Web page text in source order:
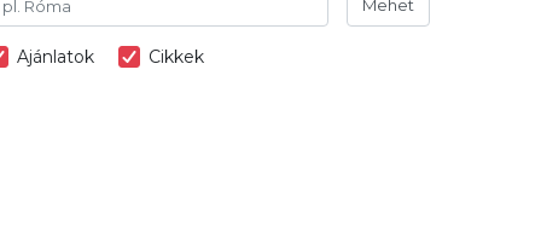
Mehet
Ajánlatok Cikkek